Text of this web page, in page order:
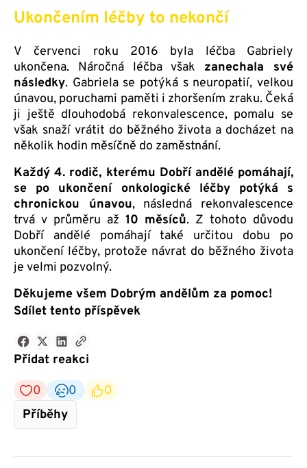
Ukončením léčby to nekončí
V červenci roku 2016 byla léčba Gabriely
ukončena. Náročná léčba však zanechala své
následky. Gabriela se potýká s neuropatií, velkou
únavou, poruchami paměti i zhoršením zraku. Čeká
ji ještě dlouhodobá rekonvalescence, pomalu se
však snaží vrátit do běžného života a docházet na
několik hodin měsíčně do zaměstnání.
Každý 4. rodič, kterému Dobří andělé pomáhají,
se po ukončení onkologické léčby potýká s
chronickou únavou, následná rekonvalescence
trvá v průměru až 10 měsíců. Z tohoto důvodu
Dobří andělé pomáhají také určitou dobu po
ukončení léčby, protože návrat do běžného života
je velmi pozvolný.
Děkujeme všem Dobrým andělům za pomoc!
Sdílet tento příspěvek
Přidat reakci
0
0
0
Příběhy